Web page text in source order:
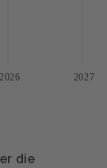
2026 2027
die